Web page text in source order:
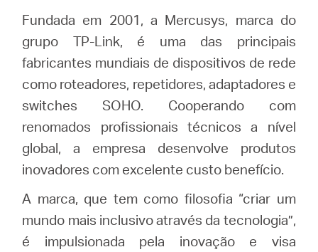
Fundada em 2001, a Mercusys, marca do
grupo TP-Link, é uma das principais
fabricantes mundiais de dispositivos de rede
como roteadores, repetidores, adaptadores e
switches SOHO. Cooperando com
renomados profissionais técnicos a nível
global, a empresa desenvolve produtos
inovadores com excelente custo benefício.
A marca, que tem como filosofia “criar um
mundo mais inclusivo através da tecnologia”,
é impulsionada pela inovação e visa